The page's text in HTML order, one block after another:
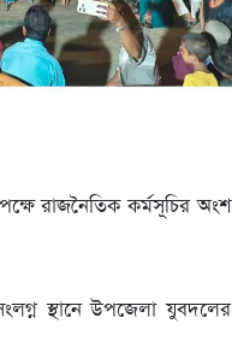
রাজনৈতিক কর্মসূচির অংশ
স্থানে উপজেলা যুবদলের